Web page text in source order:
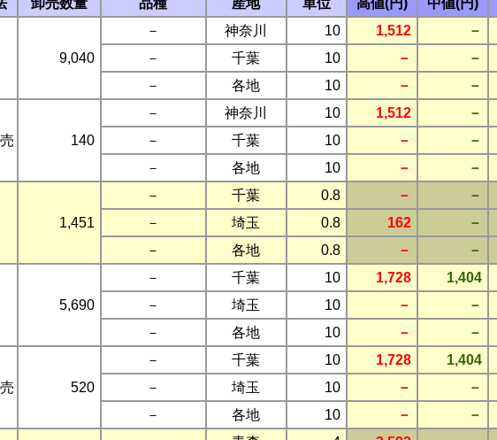
卸売数量 品種 産地 単位 高値(円) 中値(円)
9,040
－ 神奈川 10 1,512 －
－
千葉 10 － －
－
各地 10 － －
140
－ 神奈川 10 1,512 －
－
千葉 10 － －
－
各地 10 － －
1,451
－ 千葉 0.8 － －
－
埼玉 0.8 162 －
－
各地 0.8 － －
5,690
－ 千葉 10 1,728 1,404
－
埼玉 10 － －
－
各地 10 － －
520
－ 千葉 10 1,728 1,404
－
埼玉 10 － －
－
各地 10 － －